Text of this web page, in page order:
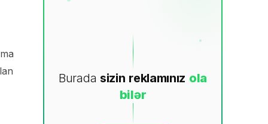
Burada sizin reklamınız ola
bilər